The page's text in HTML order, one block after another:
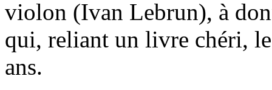
violon (Ivan Lebrun), à
qui, reliant un livre chéri,
ans.